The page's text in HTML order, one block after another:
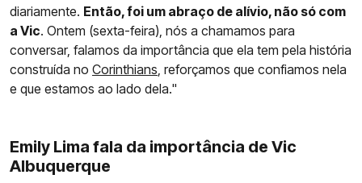
diariamente. Então, foi um abraço de alívio, não só com
a Vic. Ontem (sexta-feira), nós a chamamos para
conversar, falamos da importância que ela tem pela história
construída no Corinthians , reforçamos que confiamos nela
e que estamos ao lado dela."
Emily Lima fala da importância de Vic
Albuquerque